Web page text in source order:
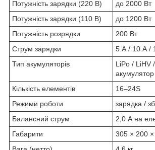
Потужність зарядки (220 В)
до 2000 Вт
Потужність зарядки (110 В)
до 1200 Вт
Потужність розрядки
200 Вт
Струм зарядки
5 А / 10 А /
Тип акумуляторів
LiPo / LiHV
акумулятор
Кількість елементів
16–24S
Режими роботи
зарядка /
Балансний струм
2,0 А на
Габарити
305 × 200